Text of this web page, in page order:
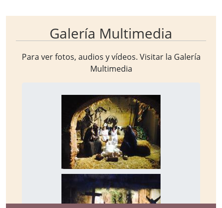
Galería Multimedia
Para ver fotos, audios y vídeos. Visitar la Galería
Multimedia